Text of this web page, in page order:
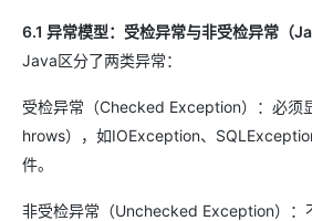
6.1 异常模型：受检异常与非受检异常（
Java区分了两类异常：
受检异常（Checked Exception）：必
hrows），如IOException、
件。
非受检异常（Unchecked Exception）：